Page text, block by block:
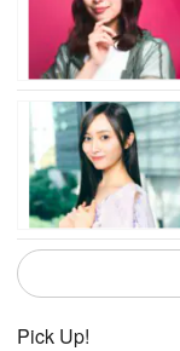
Pick Up!